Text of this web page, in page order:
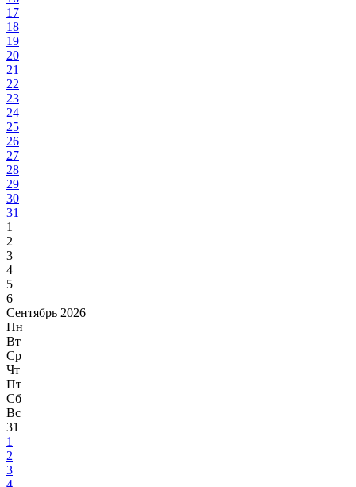
17
18
19
20
21
22
23
24
25
26
27
28
29
30
31
1
2
3
4
5
6
Сентябрь 2026
Пн
Вт
Ср
Чт
Пт
Сб
Вс
31
1
2
3